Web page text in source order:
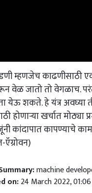
म्हणजेच काढणीसाठी
वेळ जातो तो वेगळाच.
येऊ शकते. हे यंत्र अवघ्या
होणाऱ्या खर्चात मोठ्या
कांदापात कापण्याचे
ऍग्रोवन)
machine
on:24 March 2022,